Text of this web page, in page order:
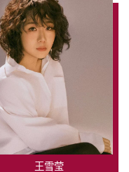
王雪莹